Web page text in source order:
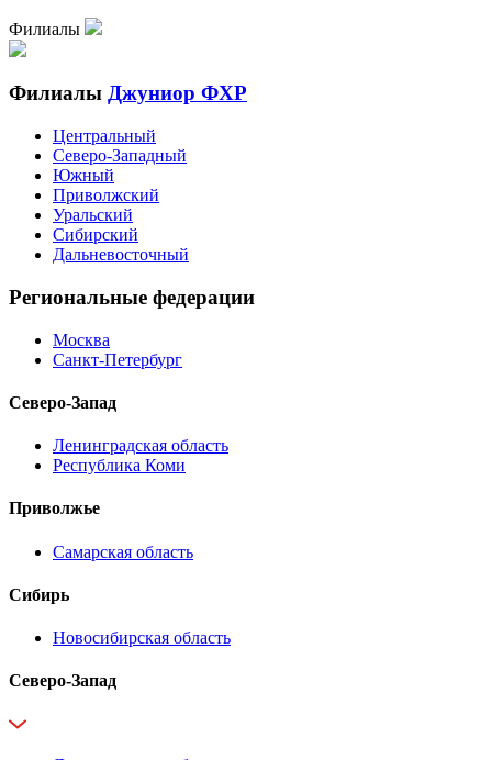
Филиалы
Филиалы Джуниор ФХР
Центральный
Северо-Западный
Южный
Приволжский
Уральский
Сибирский
Дальневосточный
Региональные федерации
Москва
Санкт-Петербург
Северо-Запад
Ленинградская область
Республика Коми
Приволжье
Самарская область
Сибирь
Новосибирская область
Северо-Запад